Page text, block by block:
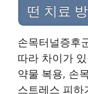
떤 치료
손목터널증후
따라 차이가
약물 복용, 손
스트레스 피하